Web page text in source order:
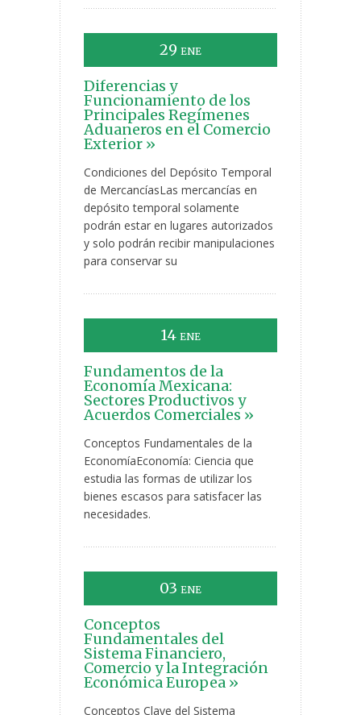
29 ENE
Diferencias y
Funcionamiento de los
Principales Regímenes
Aduaneros en el Comercio
Exterior »
Condiciones del Depósito Temporal
de MercancíasLas mercancías en
depósito temporal solamente
podrán estar en lugares autorizados
y solo podrán recibir manipulaciones
para conservar su
14 ENE
Fundamentos de la
Economía Mexicana:
Sectores Productivos y
Acuerdos Comerciales »
Conceptos Fundamentales de la
EconomíaEconomía: Ciencia que
estudia las formas de utilizar los
bienes escasos para satisfacer las
necesidades.
03 ENE
Conceptos
Fundamentales del
Sistema Financiero,
Comercio y la Integración
Económica Europea »
Conceptos Clave del Sistema